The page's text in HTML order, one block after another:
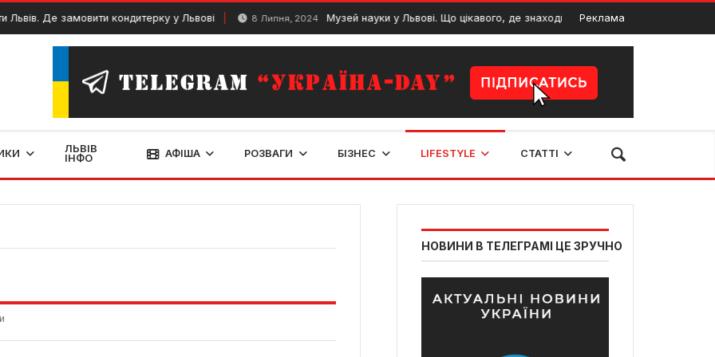
Де замовити кондитерку у Львові 8 Липня, 2024 Музей науки у Львові. Що цікавого, де знаходиться, яка ціна
Реклама
ЛЬВІВ
ІНФО
АФІША РОЗВАГИ БІЗНЕС LIFESTYLE СТАТТІ
НОВИНИ В ТЕЛЕГРАМІ ЦЕ ЗРУЧНО